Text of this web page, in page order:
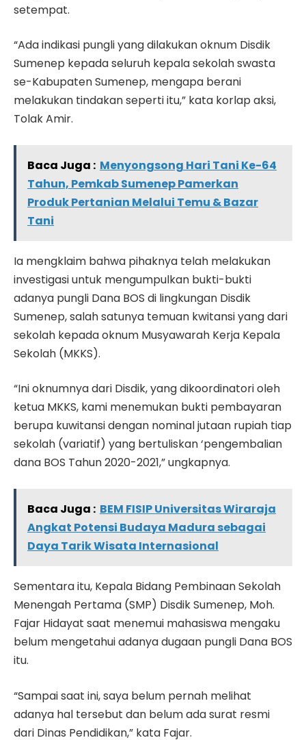
setempat.
“Ada indikasi pungli yang dilakukan oknum Disdik
Sumenep kepada seluruh kepala sekolah swasta
se-Kabupaten Sumenep, mengapa berani
melakukan tindakan seperti itu,” kata korlap aksi,
Tolak Amir.
Baca Juga : Menyongsong Hari Tani Ke-64
Tahun, Pemkab Sumenep Pamerkan
Produk Pertanian Melalui Temu & Bazar
Tani
Ia mengklaim bahwa pihaknya telah melakukan
investigasi untuk mengumpulkan bukti-bukti
adanya pungli Dana BOS di lingkungan Disdik
Sumenep, salah satunya temuan kwitansi yang dari
sekolah kepada oknum Musyawarah Kerja Kepala
Sekolah (MKKS).
“Ini oknumnya dari Disdik, yang dikoordinatori oleh
ketua MKKS, kami menemukan bukti pembayaran
berupa kuwitansi dengan nominal jutaan rupiah tiap
sekolah (variatif) yang bertuliskan ‘pengembalian
dana BOS Tahun 2020-2021,” ungkapnya.
Baca Juga : BEM FISIP Universitas Wiraraja
Angkat Potensi Budaya Madura sebagai
Daya Tarik Wisata Internasional
Sementara itu, Kepala Bidang Pembinaan Sekolah
Menengah Pertama (SMP) Disdik Sumenep, Moh.
Fajar Hidayat saat menemui mahasiswa mengaku
belum mengetahui adanya dugaan pungli Dana BOS
itu.
“Sampai saat ini, saya belum pernah melihat
adanya hal tersebut dan belum ada surat resmi
dari Dinas Pendidikan,” kata Fajar.